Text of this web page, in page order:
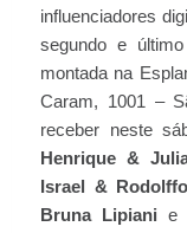
influenciadores
segundo e
montada na
Caram, 1001 –
receber neste
Henrique &
Israel &
Bruna Lipiani e